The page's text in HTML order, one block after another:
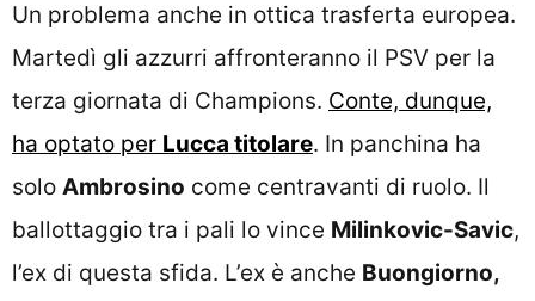
Un problema anche in ottica trasferta europea.
Martedì gli azzurri affronteranno il PSV per la
terza giornata di Champions. Conte, dunque,
ha optato per Lucca titolare. In panchina ha
solo Ambrosino come centravanti di ruolo. Il
ballottaggio tra i pali lo vince Milinkovic-Savic,
l’ex di questa sfida. L’ex è anche Buongiorno,